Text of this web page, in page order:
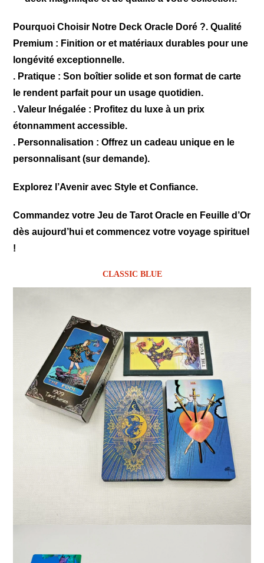
Pourquoi Choisir Notre Deck Oracle Doré ?.Qualité
Premium : Finition or et matériaux durables pour une
longévité exceptionnelle.
. Pratique : Son boîtier solide et son format de carte
le rendent parfait pour un usage quotidien.
.Valeur Inégalée : Profitez du luxe à un prix
étonnamment accessible.
. Personnalisation : Offrez un cadeau unique en le
personnalisant (sur demande).
Explorez l’Avenir avec Style et Confiance.
Commandez votre Jeu de Tarot Oracle en Feuille d’Or
dès aujourd’hui et commencez votre voyage spirituel
!
CLASSIC BLUE